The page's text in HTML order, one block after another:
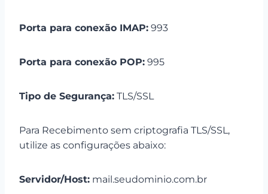
Porta para conexão IMAP: 993
Porta para conexão POP: 995
Tipo de Segurança: TLS/SSL
Para Recebimento sem criptografia TLS/SSL,
utilize as configurações abaixo:
Servidor/Host: mail.seudominio.com.br